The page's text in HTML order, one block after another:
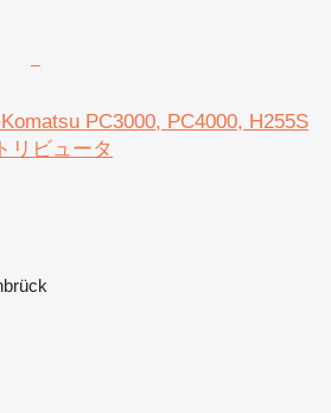
PC3000, PC4000, H255S
リビュータ